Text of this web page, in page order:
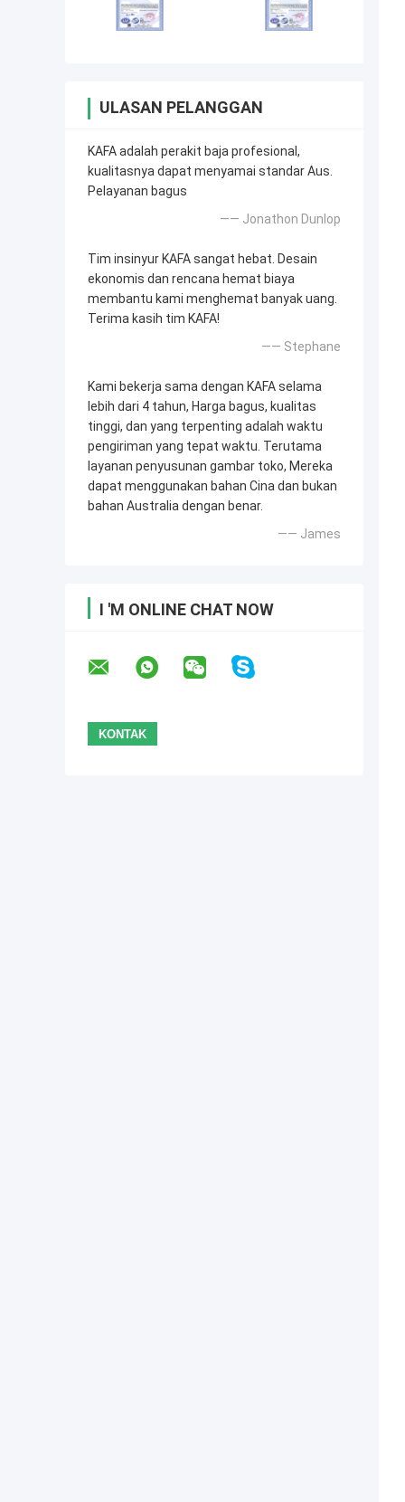
ULASAN PELANGGAN
KAFA adalah perakit baja profesional,
kualitasnya dapat menyamai standar Aus.
Pelayanan bagus
—— Jonathon Dunlop
Tim insinyur KAFA sangat hebat. Desain
ekonomis dan rencana hemat biaya
membantu kami menghemat banyak uang.
Terima kasih tim KAFA!
—— Stephane
Kami bekerja sama dengan KAFA selama
lebih dari 4 tahun, Harga bagus, kualitas
tinggi, dan yang terpenting adalah waktu
pengiriman yang tepat waktu. Terutama
layanan penyusunan gambar toko, Mereka
dapat menggunakan bahan Cina dan bukan
bahan Australia dengan benar.
—— James
I 'M ONLINE CHAT NOW